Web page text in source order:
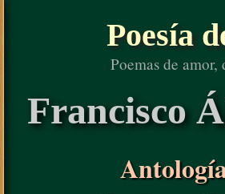
Poesía
Poemas de amor,
Francisco